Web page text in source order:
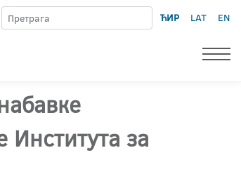
ЋИР LAT EN
Института за